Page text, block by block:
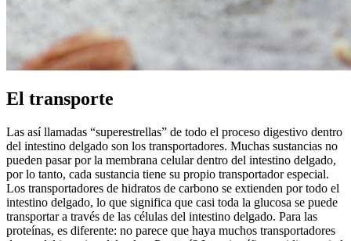
El transporte
Las así llamadas “superestrellas” de todo el proceso digestivo dentro
del intestino delgado son los transportadores. Muchas sustancias no
pueden pasar por la membrana celular dentro del intestino delgado,
por lo tanto, cada sustancia tiene su propio transportador especial.
Los transportadores de hidratos de carbono se extienden por todo el
intestino delgado, lo que significa que casi toda la glucosa se puede
transportar a través de las células del intestino delgado. Para las
proteínas, es diferente: no parece que haya muchos transportadores